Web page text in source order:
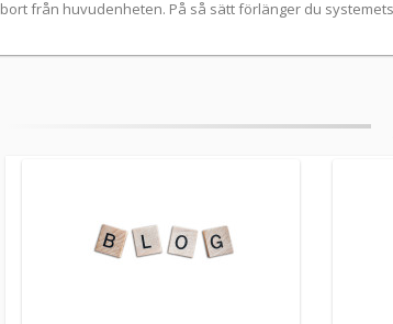
bort från huvudenheten. På så sätt förlänger du